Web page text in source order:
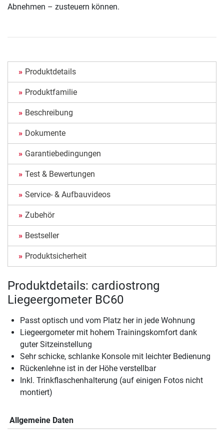
Abnehmen – zusteuern können.
Produktdetails
Produktfamilie
Beschreibung
Dokumente
Garantiebedingungen
Test & Bewertungen
Service- & Aufbauvideos
Zubehör
Bestseller
Produktsicherheit
Produktdetails: cardiostrong
Liegeergometer BC60
Passt optisch und vom Platz her in jede Wohnung
Liegeergometer mit hohem Trainingskomfort dank
guter Sitzeinstellung
Sehr schicke, schlanke Konsole mit leichter Bedienung
Rückenlehne ist in der Höhe verstellbar
Inkl. Trinkflaschenhalterung (auf einigen Fotos nicht
montiert)
Allgemeine Daten